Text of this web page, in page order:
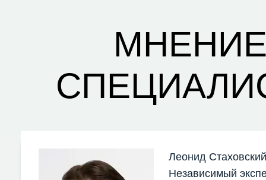
Леонид Стаховский
Независимый